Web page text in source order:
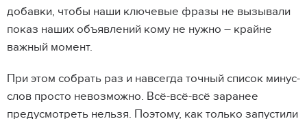
добавки, чтобы наши ключевые фразы не вызывали
показ наших объявлений кому не нужно – крайне
важный момент.
При этом собрать раз и навсегда точный список минус-
слов просто невозможно. Всё-всё-всё заранее
предусмотреть нельзя. Поэтому, как только запустили